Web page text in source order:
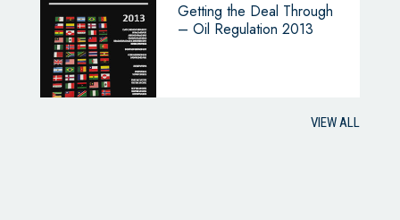
Getting the Deal Through
– Oil Regulation 2013
VIEW ALL